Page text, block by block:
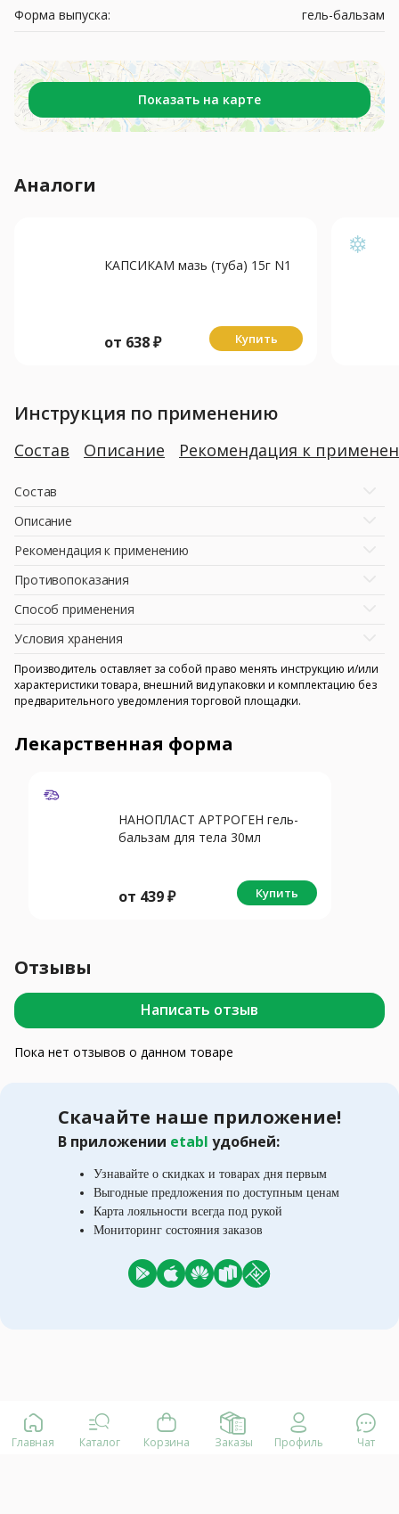
Форма выпуска:
гель-бальзам
Показать на карте
Аналоги
КАПСИКАМ мазь (туба) 15г N1
от 638₽ Купить
Инструкция по применению
Состав Описание Рекомендация к
Состав
Описание
Рекомендация к применению
Противопоказания
Способ применения
Условия хранения
Производитель оставляет за собой право менять инструкцию и/или
характеристики товара, внешний вид упаковки и комплектацию без
предварительного уведомления торговой площадки.
Лекарственная форма
НАНОПЛАСТ АРТРОГЕН гель-
бальзам для тела 30мл
от 439₽ Купить
Отзывы
Написать отзыв
Пока нет отзывов о данном товаре
Скачайте наше приложение!
В приложении etabl удобней:
Узнавайте о скидках и товарах дня первым
Выгодные предложения по доступным ценам
Карта лояльности всегда под рукой
Мониторинг состояния заказов
Главная Каталог Корзина Заказы Профиль Чат